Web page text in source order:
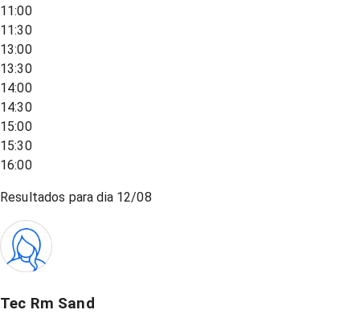
11:00
11:30
13:00
13:30
14:00
14:30
15:00
15:30
16:00
Resultados para dia 12/08
Tec Rm Sand